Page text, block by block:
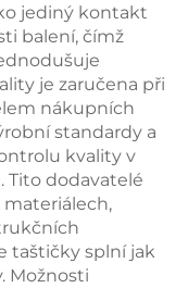
jediný kontakt
balení, čímž
je zaručena při
nákupních
standardy a
kvality v
Tito dodavatelé
taštičky splní jak
Možnosti